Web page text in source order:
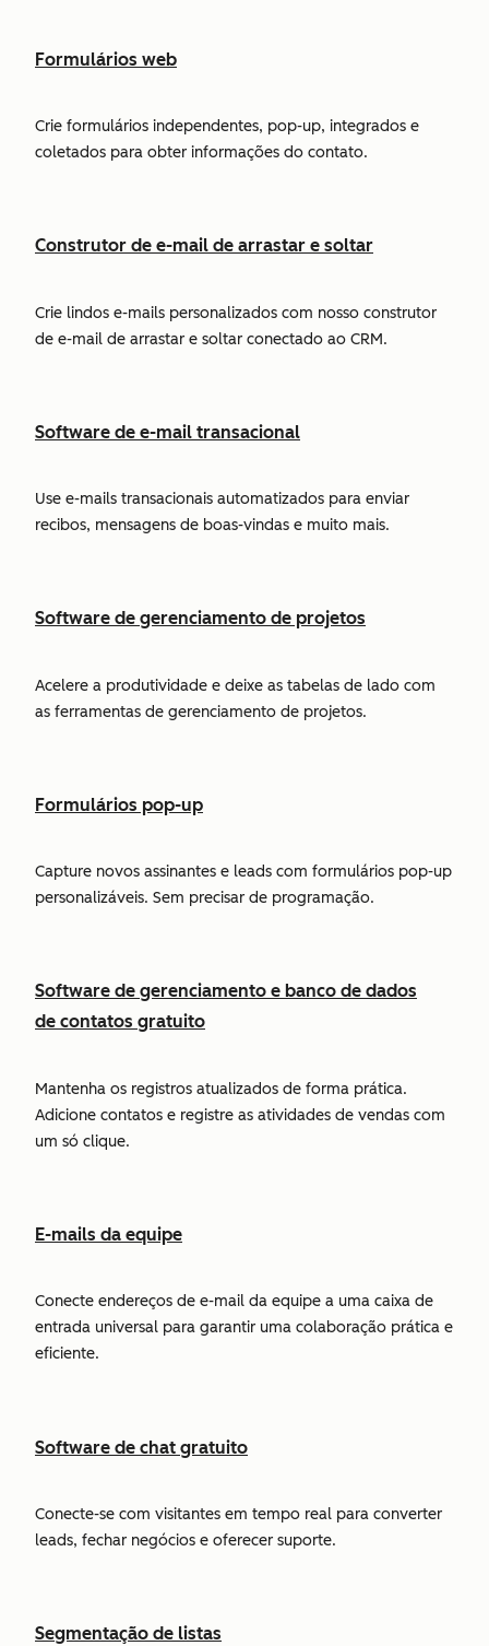
Formulários web
Crie formulários independentes, pop-up, integrados e
coletados para obter informações do contato.
Construtor de e-mail de arrastar e soltar
Crie lindos e-mails personalizados com nosso construtor
de e-mail de arrastar e soltar conectado ao CRM.
Software de e-mail transacional
Use e-mails transacionais automatizados para enviar
recibos, mensagens de boas-vindas e muito mais.
Software de gerenciamento de projetos
Acelere a produtividade e deixe as tabelas de lado com
as ferramentas de gerenciamento de projetos.
Formulários pop-up
Capture novos assinantes e leads com formulários pop-up
personalizáveis. Sem precisar de programação.
Software de gerenciamento e banco de dados
de contatos gratuito
Mantenha os registros atualizados de forma prática.
Adicione contatos e registre as atividades de vendas com
um só clique.
E-mails da equipe
Conecte endereços de e-mail da equipe a uma caixa de
entrada universal para garantir uma colaboração prática e
eficiente.
Software de chat gratuito
Conecte-se com visitantes em tempo real para converter
leads, fechar negócios e oferecer suporte.
Segmentação de listas